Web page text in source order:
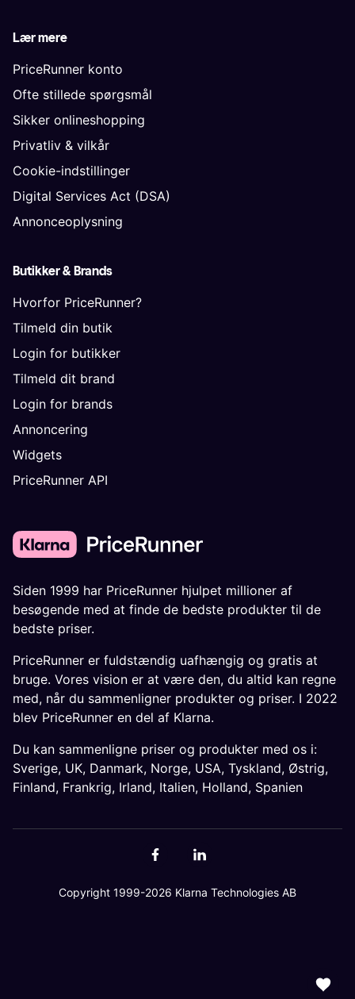
Lær mere
PriceRunner konto
Ofte stillede spørgsmål
Sikker onlineshopping
Privatliv & vilkår
Cookie-indstillinger
Digital Services Act (DSA)
Annonceoplysning
Butikker & Brands
Hvorfor PriceRunner?
Tilmeld din butik
Login for butikker
Tilmeld dit brand
Login for brands
Annoncering
Widgets
PriceRunner API
Siden 1999 har PriceRunner hjulpet millioner af
besøgende med at finde de bedste produkter til de
bedste priser.
PriceRunner er fuldstændig uafhængig og gratis at
bruge. Vores vision er at være den, du altid kan regne
med, når du sammenligner produkter og priser. I 2022
blev PriceRunner en del af Klarna.
Du kan sammenligne priser og produkter med os i:
Sverige, UK, Danmark, Norge, USA, Tyskland, Østrig,
Finland, Frankrig, Irland, Italien, Holland, Spanien
Copyright 1999-2026 Klarna Technologies AB